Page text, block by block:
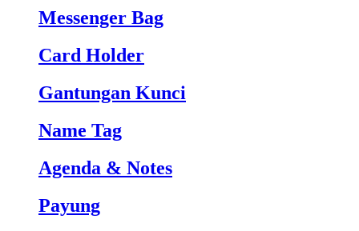
Messenger Bag
Card Holder
Gantungan Kunci
Name Tag
Agenda & Notes
Payung